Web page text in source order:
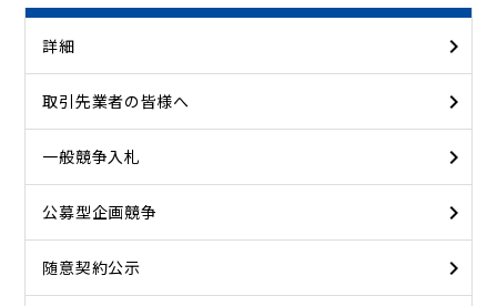
詳細
取引先業者の皆様へ
一般競争入札
公募型企画競争
随意契約公示